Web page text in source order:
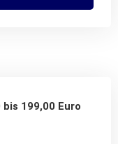
199,00 Euro